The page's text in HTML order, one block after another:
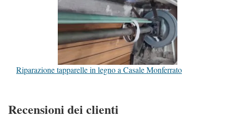
Riparazione tapparelle in legno a Casale Monferrato
Recensioni dei clienti